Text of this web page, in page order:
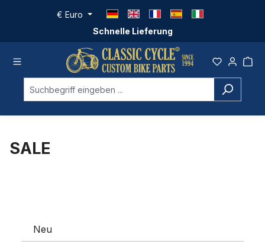
Zum Hauptinhalt springen
Schnelle Lieferung
€ Euro
SALE
Neu